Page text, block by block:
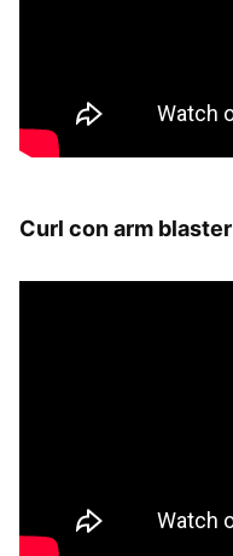
Curl con arm blaster